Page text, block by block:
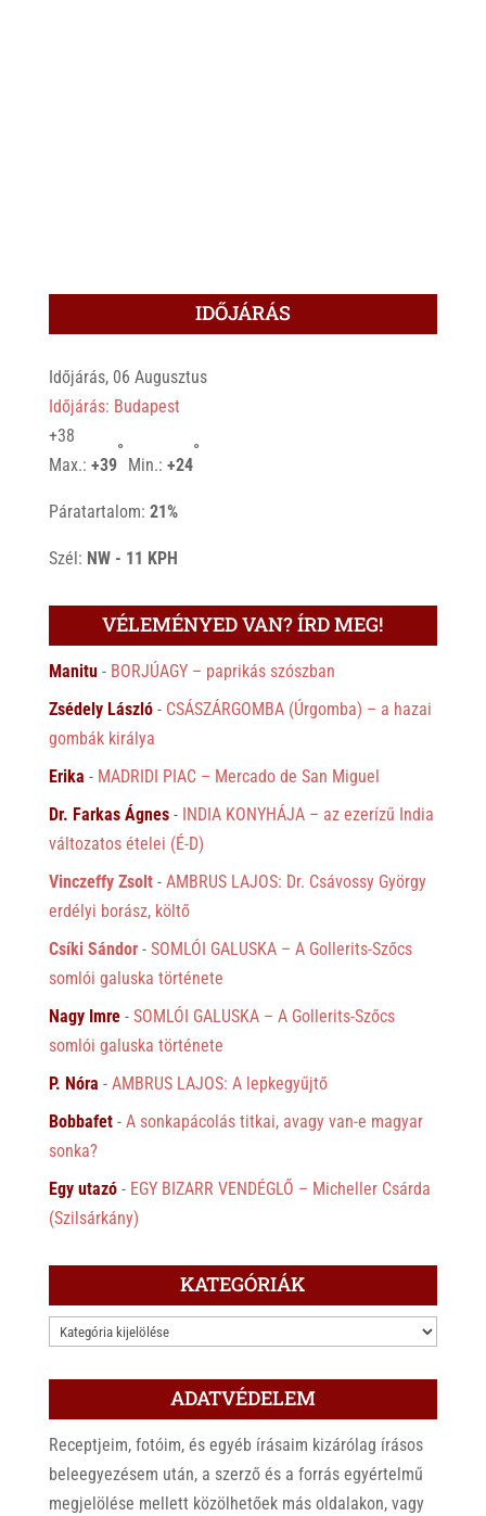
IDŐJÁRÁS
Időjárás, 06 Augusztus
Időjárás: Budapest
+38
Max.: +39
°
Min.: +24
°
Páratartalom: 21%
Szél: NW - 11 KPH
VÉLEMÉNYED VAN? ÍRD MEG!
Manitu- BORJÚAGY – paprikás szószban
Zsédely László- CSÁSZÁRGOMBA (Úrgomba) – a hazai
gombák királya
Erika - MADRIDI PIAC – Mercado de San Miguel
Dr. Farkas Ágnes- INDIA KONYHÁJA – az ezerízű India
változatos ételei (É-D)
Vinczeffy Zsolt- AMBRUS LAJOS: Dr. Csávossy György
erdélyi borász, költő
Csíki Sándor- SOMLÓI GALUSKA – A Gollerits-Szőcs
somlói galuska története
Nagy Imre- SOMLÓI GALUSKA – A Gollerits-Szőcs
somlói galuska története
P. Nóra - AMBRUS LAJOS: A lepkegyűjtő
Bobbafet- A sonkapácolás titkai, avagy van-e magyar
sonka?
Egy utazó- EGY BIZARR VENDÉGLŐ – Micheller Csárda
(Szilsárkány)
KATEGÓRIÁK
KATEGÓRIÁK
ADATVÉDELEM
Receptjeim, fotóim, és egyéb írásaim kizárólag írásos
beleegyezésem után, a szerző és a forrás egyértelmű
megjelölése mellett közölhetőek más oldalakon, vagy